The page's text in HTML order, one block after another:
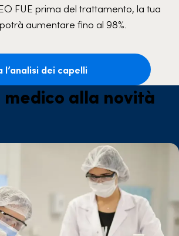
FUE prima del trattamento, la tua
aumentare fino al 98%.
l’analisi dei capelli
alla novità